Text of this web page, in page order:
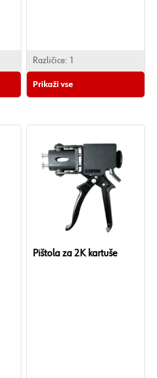
Različice: 1
Prikaži vse
Pištola za 2K kartuše